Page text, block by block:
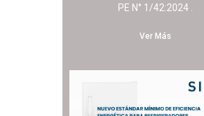
PE N° 1/42:2024 .
Ver Más